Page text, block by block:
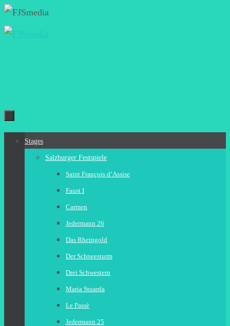
Zum
Inhalt
Zum
Stages
Salzburger Festspiele
Saint François d’Assise
Faust I
Carmen
Jedermann 26
Das Rheingold
Der Schneesturm
Drei Schwestern
Maria Stuarda
Le Passè
Jedermann 25